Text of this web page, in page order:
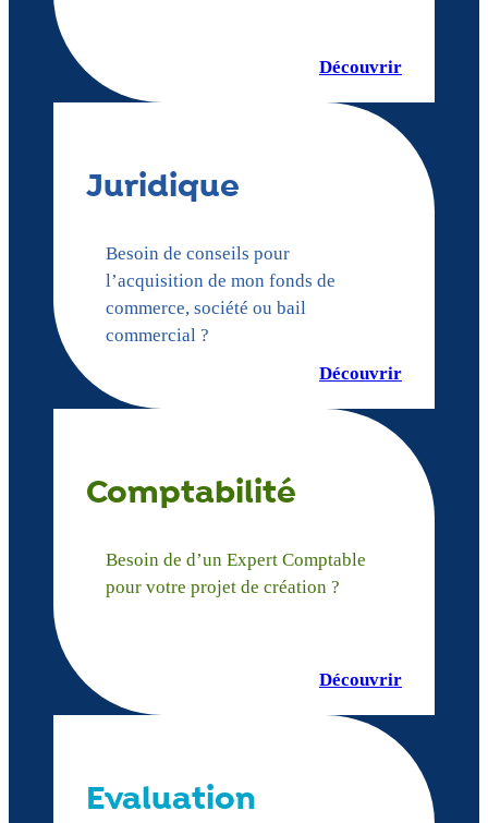
Découvrir
Juridique
Besoin de conseils pour
l’acquisition de mon fonds de
commerce, société ou bail
commercial ?
Découvrir
Comptabilité
Besoin de d’un Expert Comptable
pour votre projet de création ?
Découvrir
Evaluation